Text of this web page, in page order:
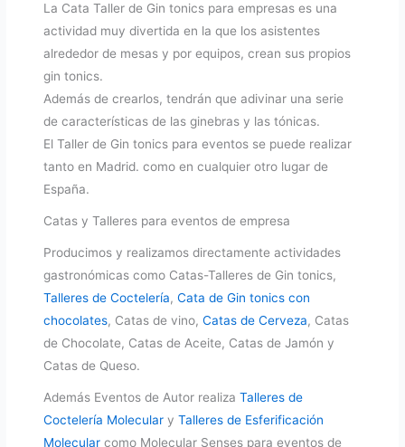
La Cata Taller de Gin tonics para empresas es una
actividad muy divertida en la que los asistentes
alrededor de mesas y por equipos, crean sus propios
gin tonics.
Además de crearlos, tendrán que adivinar una serie
de características de las ginebras y las tónicas.
El Taller de Gin tonics para eventos se puede realizar
tanto en Madrid. como en cualquier otro lugar de
España.
Catas y Talleres para eventos de empresa
Producimos y realizamos directamente actividades
gastronómicas como Catas-Talleres de Gin tonics,
Talleres de Coctelería,Cata de Gin tonics con
chocolates, Catas de vino,Catas de Cerveza, Catas
de Chocolate, Catas de Aceite, Catas de Jamón y
Catas de Queso.
Además Eventos de Autor realizaTalleres de
Coctelería Molecular yTalleres de Esferificación
Molecular como Molecular Senses para eventos de